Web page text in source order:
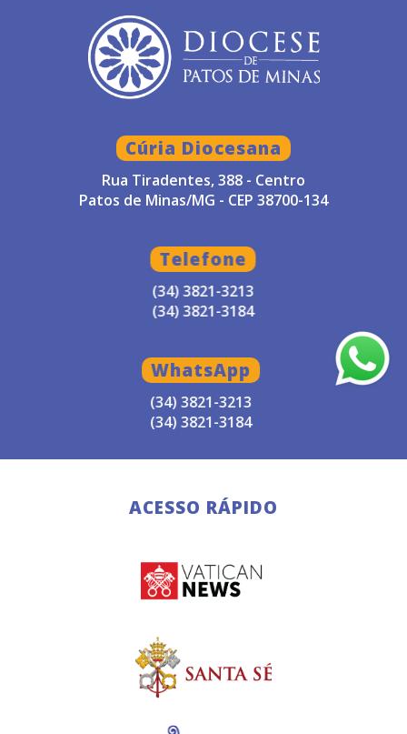
Cúria Diocesana
Rua Tiradentes, 388 - Centro
Patos de Minas/MG - CEP 38700-134
Telefone
(34) 3821-3213
(34) 3821-3184
WhatsApp
(34) 3821-3213
(34) 3821-3184
ACESSO RÁPIDO